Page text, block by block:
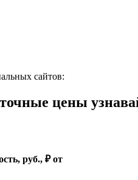
сайтов:
цены
руб., ₽ от